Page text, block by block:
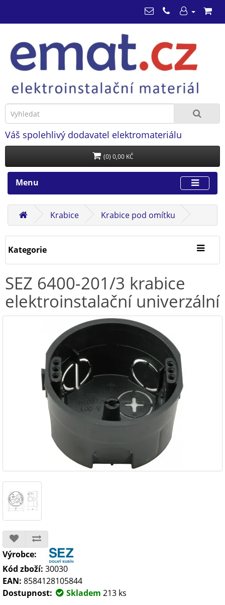
Váš spolehlivý dodavatel elektromateriálu
(0) 0,00 KČ
Menu
Krabice Krabice pod omítku
Kategorie
SEZ 6400-201/3 krabice
elektroinstalační univerzální
Výrobce:
Kód zboží: 30030
EAN: 8584128105844
Dostupnost:
Skladem 213 ks